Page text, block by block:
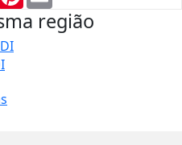
região